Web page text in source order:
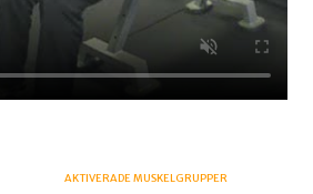
AKTIVERADE MUSKELGRUPPER